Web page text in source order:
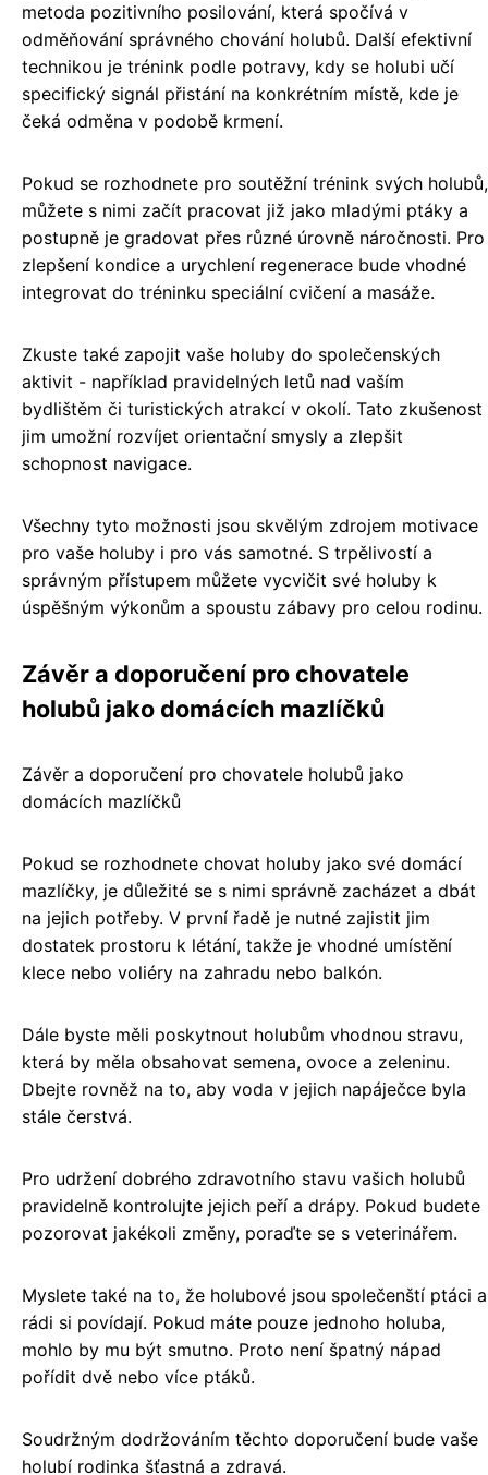
metoda pozitivního posilování, která spočívá v
odměňování správného chování holubů. Další efektivní
technikou je trénink podle potravy, kdy se holubi učí
specifický signál přistání na konkrétním místě, kde je
čeká odměna v podobě krmení.
Pokud se rozhodnete pro soutěžní trénink svých holubů,
můžete s nimi začít pracovat již jako mladými ptáky a
postupně je gradovat přes různé úrovně náročnosti. Pro
zlepšení kondice a urychlení regenerace bude vhodné
integrovat do tréninku speciální cvičení a masáže.
Zkuste také zapojit vaše holuby do společenských
aktivit - například pravidelných letů nad vaším
bydlištěm či turistických atrakcí v okolí. Tato zkušenost
jim umožní rozvíjet orientační smysly a zlepšit
schopnost navigace.
Všechny tyto možnosti jsou skvělým zdrojem motivace
pro vaše holuby i pro vás samotné. S trpělivostí a
správným přístupem můžete vycvičit své holuby k
úspěšným výkonům a spoustu zábavy pro celou rodinu.
Závěr a doporučení pro chovatele
holubů jako domácích mazlíčků
Závěr a doporučení pro chovatele holubů jako
domácích mazlíčků
Pokud se rozhodnete chovat holuby jako své domácí
mazlíčky, je důležité se s nimi správně zacházet a dbát
na jejich potřeby. V první řadě je nutné zajistit jim
dostatek prostoru k létání, takže je vhodné umístění
klece nebo voliéry na zahradu nebo balkón.
Dále byste měli poskytnout holubům vhodnou stravu,
která by měla obsahovat semena, ovoce a zeleninu.
Dbejte rovněž na to, aby voda v jejich napáječce byla
stále čerstvá.
Pro udržení dobrého zdravotního stavu vašich holubů
pravidelně kontrolujte jejich peří a drápy. Pokud budete
pozorovat jakékoli změny, poraďte se s veterinářem.
Myslete také na to, že holubové jsou společenští ptáci a
rádi si povídají. Pokud máte pouze jednoho holuba,
mohlo by mu být smutno. Proto není špatný nápad
pořídit dvě nebo více ptáků.
Soudržným dodržováním těchto doporučení bude vaše
holubí rodinka šťastná a zdravá.